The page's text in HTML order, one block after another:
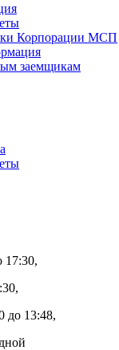
Корпорации МСП
заемщикам
17:30,
до 13:48,